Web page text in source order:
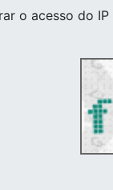
o acesso do IP